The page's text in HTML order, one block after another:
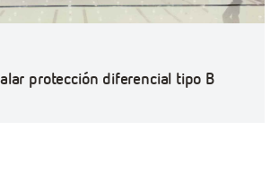
protección diferencial tipo B